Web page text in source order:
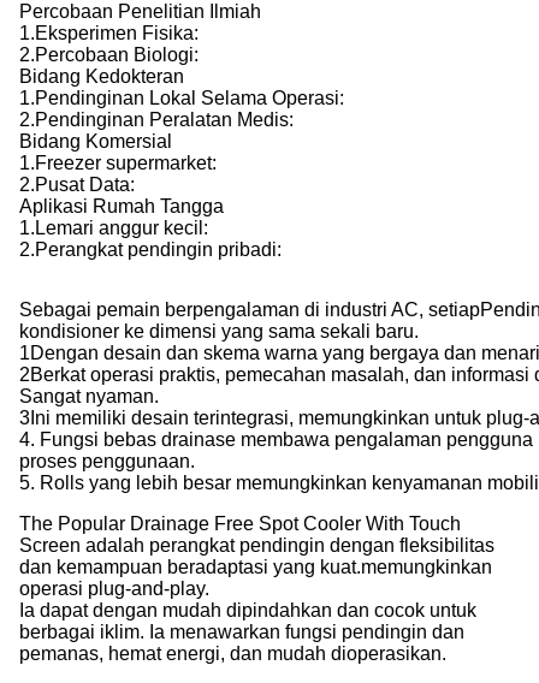
Percobaan Penelitian Ilmiah
1.Eksperimen Fisika:
2.Percobaan Biologi:
Bidang Kedokteran
1.Pendinginan Lokal Selama Operasi:
2.Pendinginan Peralatan Medis:
Bidang Komersial
1.Freezer supermarket:
2.Pusat Data:
Aplikasi Rumah Tangga
1. Lemari anggur kecil:
2.Perangkat pendingin pribadi:
Sebagai pemain berpengalaman di industri AC, setiap
kondisioner ke dimensi yang sama sekali baru.
1Dengan desain dan skema warna yang bergaya dan
2Berkat operasi praktis, pemecahan masalah, dan
Sangat nyaman.
3Ini memiliki desain terintegrasi, memungkinkan untuk plug-
4. Fungsi bebas drainase membawa pengalaman
proses penggunaan.
5. Rolls yang lebih besar memungkinkan kenyamanan
The Popular Drainage Free Spot Cooler With Touch
Screen adalah perangkat pendingin dengan fleksibilitas
dan kemampuan beradaptasi yang kuat.memungkinkan
operasi plug-and-play.
Ia dapat dengan mudah dipindahkan dan cocok untuk
berbagai iklim. Ia menawarkan fungsi pendingin dan
pemanas, hemat energi, dan mudah dioperasikan.